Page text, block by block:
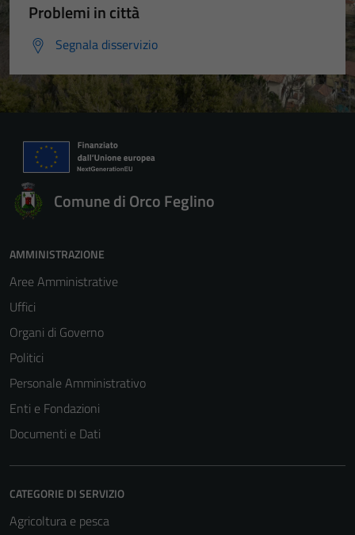
Problemi in città
Segnala disservizio
Comune di Orco Feglino
AMMINISTRAZIONE
Aree Amministrative
Uffici
Organi di Governo
Politici
Personale Amministrativo
Enti e Fondazioni
Documenti e Dati
CATEGORIE DI SERVIZIO
Agricoltura e pesca